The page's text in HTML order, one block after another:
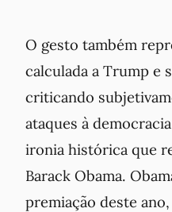
O gesto também
calculada a Trump e
criticando
ataques à
ironia histórica que
Barack Obama.
premiação deste ano,